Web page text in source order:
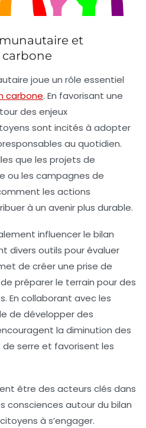
et
joue un rôle essentiel
carbone. En favorisant une
des enjeux
sont incités à adopter
au quotidien.
que les projets de
ou les campagnes de
les actions
à un avenir plus durable.
influencer le bilan
divers outils pour évaluer
de créer une prise de
préparer le terrain pour des
En collaborant avec les
de développer des
la diminution des
serre et favorisent les
être des acteurs clés dans
consciences autour du bilan
à s’engager.